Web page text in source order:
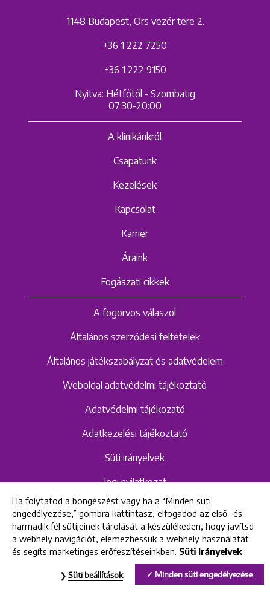
1148 Budapest, Örs vezér tere 2.
+36 1 222 7250
+36 1 222 9150
Nyitva: Hétfőtől - Szombatig
07:30-20:00
A klinikánkról
Csapatunk
Kezelések
Kapcsolat
Karrier
Áraink
Fogászati cikkek
A fogorvos válaszol
Általános szerződési feltételek
Általános játékszabályzat és adatvédelem
Weboldal adatvédelmi tájékoztató
Adatvédelmi tájékozató
Adatkezelési tájékoztató
Süti irányelvek
Jogi nyilatkozat
Hangrögzítéshez kapcsolódó adatvédelmi
szabályzat és tájékoztató
Uniklinik Fogászati és Implantációs Központ
Ha folytatod a böngészést vagy ha a “Minden süti
engedélyezése,” gombra kattintasz, elfogadod az első- és
harmadik fél sütijeinek tárolását a készülékeden, hogy javítsd
a webhely navigációt, elemezhessük a webhely használatát
és segíts marketinges erőfeszítéseinkben. Süti Irányelvek
Minden süti engedélyezése
Süti beállítások